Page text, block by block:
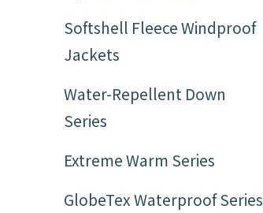
Softshell Fleece Windproof
Jackets
Water-Repellent Down
Series
Extreme Warm Series
GlobeTex Waterproof Series